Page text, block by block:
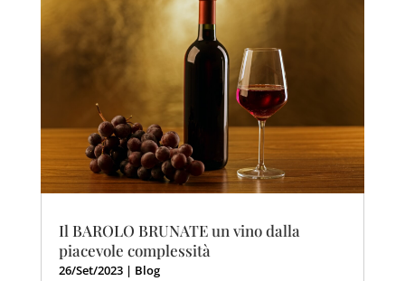
Il BAROLO BRUNATE un vino dalla
piacevole complessità
26/Set/2023| Blog